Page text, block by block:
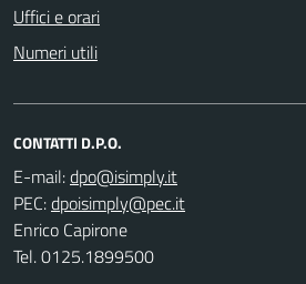
Uffici e orari
Numeri utili
CONTATTI D.P.O.
E-mail:
PEC:
Enrico Capirone
Tel. 0125.1899500